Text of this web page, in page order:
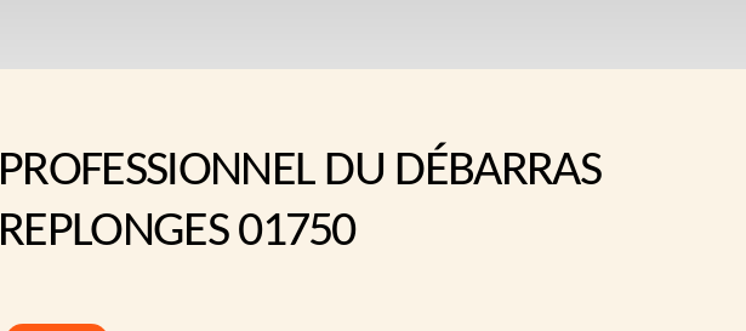
PROFESSIONNEL DU DÉBARRAS
REPLONGES 01750